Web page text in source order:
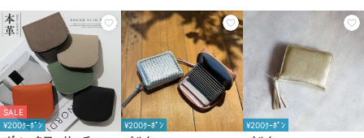
SALE
¥200ｸｰﾎﾟﾝ
¥200ｸｰﾎﾟﾝ ¥200ｸｰﾎﾟﾝ